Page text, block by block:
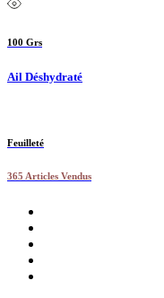
100 Grs
Ail Déshydraté
Feuilleté
365 Articles Vendus